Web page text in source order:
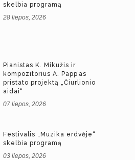
skelbia programą
28 liepos, 2026
Pianistas K. Mikužis ir
kompozitorius A. Papp’as
pristato projektą „Čiurlionio
aidai“
07 liepos, 2026
Festivalis „Muzika erdvėje“
skelbia programą
03 liepos, 2026